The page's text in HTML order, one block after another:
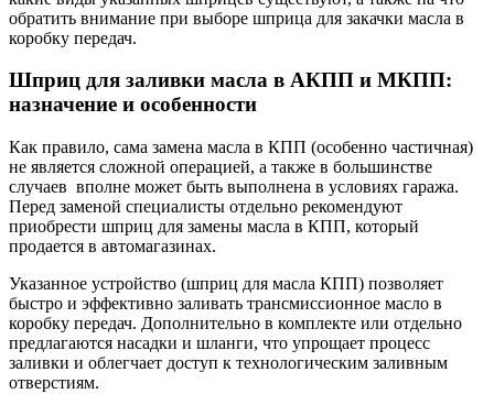
обратить внимание при выборе шприца для закачки масла в
коробку передач.
Шприц для заливки масла в АКПП и МКПП:
назначение и особенности
Как правило, сама замена масла в КПП (особенно частичная)
не является сложной операцией, а также в большинстве
случаев вполне может быть выполнена в условиях гаража.
Перед заменой специалисты отдельно рекомендуют
приобрести шприц для замены масла в КПП, который
продается в автомагазинах.
Указанное устройство (шприц для масла КПП) позволяет
быстро и эффективно заливать трансмиссионное масло в
коробку передач. Дополнительно в комплекте или отдельно
предлагаются насадки и шланги, что упрощает процесс
заливки и облегчает доступ к технологическим заливным
отверстиям.